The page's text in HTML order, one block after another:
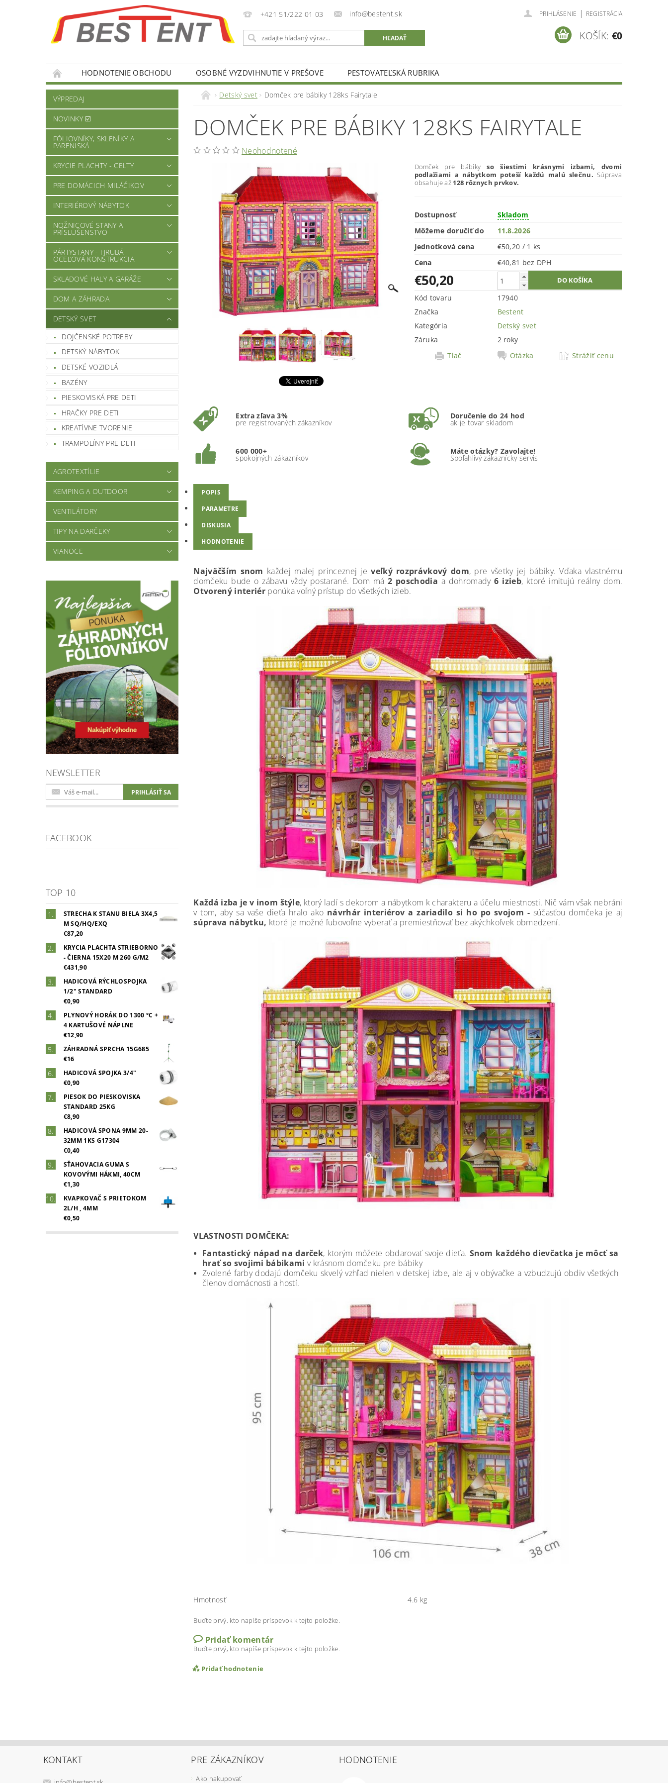
+421 51/222 01 03 info@bestent.sk PRIHLÁSENIE | REGISTRÁCIA
KOŠÍK: €0
HODNOTENIE OBCHODU OSOBNÉ VYZDVIHNUTIE V PREŠOVE PESTOVATEĽSKÁ RUBRIKA
VÝPREDAJ
NOVINKY ☑️
FÓLIOVNÍKY, SKLENÍKY A
PARENISKÁ
KRYCIE PLACHTY - CELTY
PRE DOMÁCICH MILÁČIKOV
INTERIÉROVÝ NÁBYTOK
NOŽNICOVÉ STANY A
PRÍSLUŠENSTVO
PÁRTYSTANY - HRUBÁ
OCEĽOVÁ KONŠTRUKCIA
SKLADOVÉ HALY A GARÁŽE
DOM A ZÁHRADA
DETSKÝ SVET
DOJČENSKÉ POTREBY
DETSKÝ NÁBYTOK
DETSKÉ VOZIDLÁ
BAZÉNY
PIESKOVISKÁ PRE DETI
HRAČKY PRE DETI
KREATÍVNE TVORENIE
TRAMPOLÍNY PRE DETI
AGROTEXTÍLIE
KEMPING A OUTDOOR
VENTILÁTORY
TIPY NA DARČEKY
VIANOCE
NEWSLETTER
FACEBOOK
TOP 10
STRECHA K STANU BIELA 3X4,5
M SQ/HQ/EXQ
€87,20
KRYCIA PLACHTA STRIEBORNO
- ČIERNA 15X20 M 260 G/M2
€431,90
HADICOVÁ RÝCHLOSPOJKA
1/2" STANDARD
€0,90
PLYNOVÝ HORÁK DO 1300 °C +
4 KARTUŠOVÉ NÁPLNE
€12,90
ZÁHRADNÁ SPRCHA 15G685
€16
HADICOVÁ SPOJKA 3/4"
€0,90
PIESOK DO PIESKOVISKA
STANDARD 25KG
€8,90
HADICOVÁ SPONA 9MM 20-
32MM 1KS G17304
€0,40
SŤAHOVACIA GUMA S
KOVOVÝMI HÁKMI, 40CM
€1,30
KVAPKOVAČ S PRIETOKOM
2L/H , 4MM
€0,50
Detský svet Domček pre bábiky 128ks Fairytale
DOMČEK PRE BÁBIKY 128KS FAIRYTALE
Neohodnotené
Domček pre bábikyso šiestimi krásnymi izbami, dvomi
podlažiami a nábytkom poteší každú malú slečnu. Súprava
obsahuje až 128 rôznych prvkov.
Dostupnosť
Skladom
Môžeme doručiť do
11.8.2026
Jednotková cena
€50,20 / 1 ks
Cena
€40,81 bez DPH
€50,20
Kód tovaru
17940
Značka
Bestent
Kategória
Detský svet
Záruka
2 roky
Tlač
Otázka Strážiť cenu
Extra zľava 3%
pre registrovaných zákazníkov
Doručenie do 24 hod
ak je tovar skladom
600 000+
spokojných zákazníkov
Máte otázky? Zavolajte!
Spoľahlivý zákaznícky servis
POPIS
PARAMETRE
DISKUSIA
HODNOTENIE
Najväčším snom každej malej princeznej jeveľký rozprávkový dom, pre všetky jej bábiky. Vďaka vlastnému
domčeku bude o zábavu vždy postarané. Dom má 2 poschodia a dohromady6 izieb, ktoré imitujú reálny dom.
Otvorený interiérponúka voľný prístup do všetkých izieb.
Každá izba je v inom štýle, ktorý ladí s dekorom a nábytkom k charakteru a účelu miestnosti. Nič vám však nebráni
v tom, aby sa vaše dieťa hralo ako návrhár interiérov a zariadilo si ho po svojom - súčasťou domčeka je aj
súprava nábytku, ktoré je možné ľubovoľne vyberať a premiestňovať bez akýchkoľvek obmedzení.
VLASTNOSTI DOMČEKA:
Fantastický nápad na darček, ktorým môžete obdarovať svoje dieťa. Snom každého dievčatka je môcť sa
hrať so svojimi bábikami v krásnom domčeku pre bábiky
Zvolené farby dodajú domčeku skvelý vzhľad nielen v detskej izbe, ale aj v obývačke a vzbudzujú obdiv všetkých
členov domácnosti a hostí.
Hmotnosť 4.6 kg
Buďte prvý, kto napíše príspevok k tejto položke.
Pridať komentár
Buďte prvý, kto napíše príspevok k tejto položke.
Pridať hodnotenie
KONTAKT PRE ZÁKAZNÍKOV
Ako nakupovať
HODNOTENIE